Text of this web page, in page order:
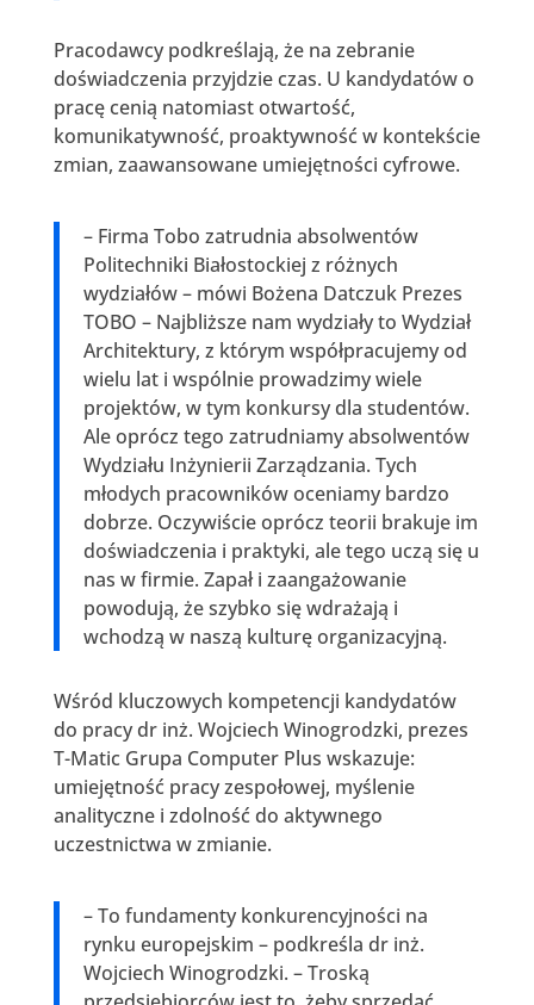
Pracodawcy podkreślają, że na zebranie
doświadczenia przyjdzie czas. U kandydatów o
pracę cenią natomiast otwartość,
komunikatywność, proaktywność w kontekście
zmian, zaawansowane umiejętności cyfrowe.
– Firma Tobo zatrudnia absolwentów
Politechniki Białostockiej z różnych
wydziałów – mówi Bożena Datczuk Prezes
TOBO – Najbliższe nam wydziały to Wydział
Architektury, z którym współpracujemy od
wielu lat i wspólnie prowadzimy wiele
projektów, w tym konkursy dla studentów.
Ale oprócz tego zatrudniamy absolwentów
Wydziału Inżynierii Zarządzania. Tych
młodych pracowników oceniamy bardzo
dobrze. Oczywiście oprócz teorii brakuje im
doświadczenia i praktyki, ale tego uczą się u
nas w firmie. Zapał i zaangażowanie
powodują, że szybko się wdrażają i
wchodzą w naszą kulturę organizacyjną.
Wśród kluczowych kompetencji kandydatów
do pracy dr inż. Wojciech Winogrodzki, prezes
T-Matic Grupa Computer Plus wskazuje:
umiejętność pracy zespołowej, myślenie
analityczne i zdolność do aktywnego
uczestnictwa w zmianie.
– To fundamenty konkurencyjności na
rynku europejskim – podkreśla dr inż.
Wojciech Winogrodzki. – Troską